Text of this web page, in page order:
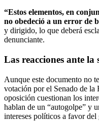
“Estos elementos, en
no obedeció a un error de
y dirigido, lo que deberá
denunciante.
Las reacciones ante la
Aunque este documento no
votación por el Senado de la
oposición cuestionan los
hablan de un “autogolpe” y
intereses políticos a favor del